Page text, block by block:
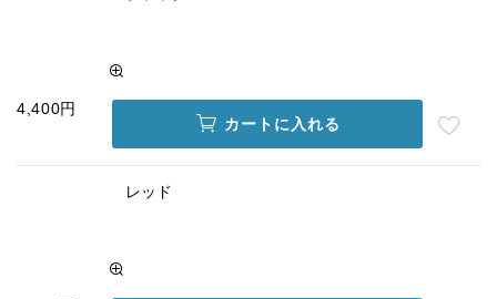
4,400円
カートに入れる
レッド